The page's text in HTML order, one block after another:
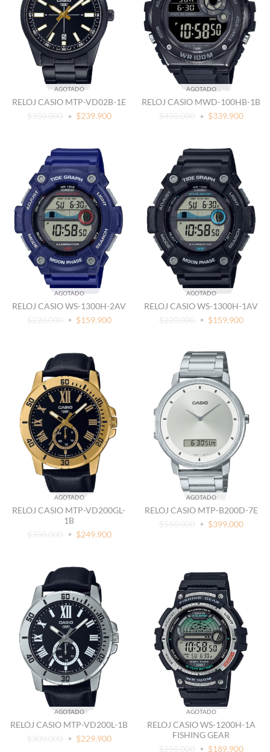
AGOTADO
RELOJ CASIO MTP-VD02B-1E
$350.000
$239.900
AGOTADO
RELOJ CASIO MWD-100HB-1B
$450.000
$339.900
AGOTADO
RELOJ CASIO WS-1300H-2AV
$220.000
$159.900
AGOTADO
RELOJ CASIO WS-1300H-1AV
$220.000
$159.900
AGOTADO
RELOJ CASIO MTP-VD200GL-
1B
$350.000
$249.900
AGOTADO
RELOJ CASIO MTP-B200D-7E
$550.000
$399.000
AGOTADO
RELOJ CASIO MTP-VD200L-1B
$300.000
$229.900
AGOTADO
RELOJ CASIO WS-1200H-1A
FISHING GEAR
$250.000
$189.900